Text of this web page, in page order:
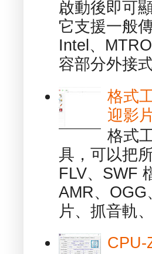
啟動後即可
它支援一般
Intel、
容部分外接
格式
迎影
格式
具，可以把
FLV、SWF
AMR、OGG
片、抓音軌
CPU-